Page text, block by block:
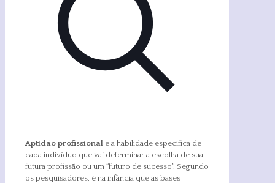
Aptidão profissional é a habilidade específica de
cada indivíduo que vai determinar a escolha de sua
futura profissão ou um “futuro de sucesso”. Segundo
os pesquisadores, é na infância que as bases